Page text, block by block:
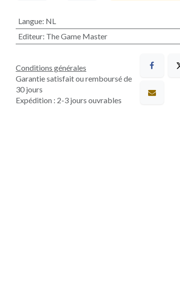
Langue: NL
Editeur: The Game Master
Conditions générales
Garantie satisfait ou remboursé de
30 jours
Expédition : 2-3 jours ouvrables